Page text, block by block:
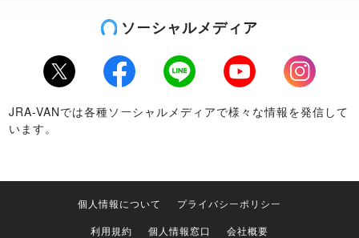
ソーシャルメディア
Twitter Facebook LINE Youtube
Instagram
JRA-VANでは各種ソーシャルメディアで様々な情報を発信して
います。
個人情報について
プライバシーポリシー
利用規約
個人情報窓口 会社概要